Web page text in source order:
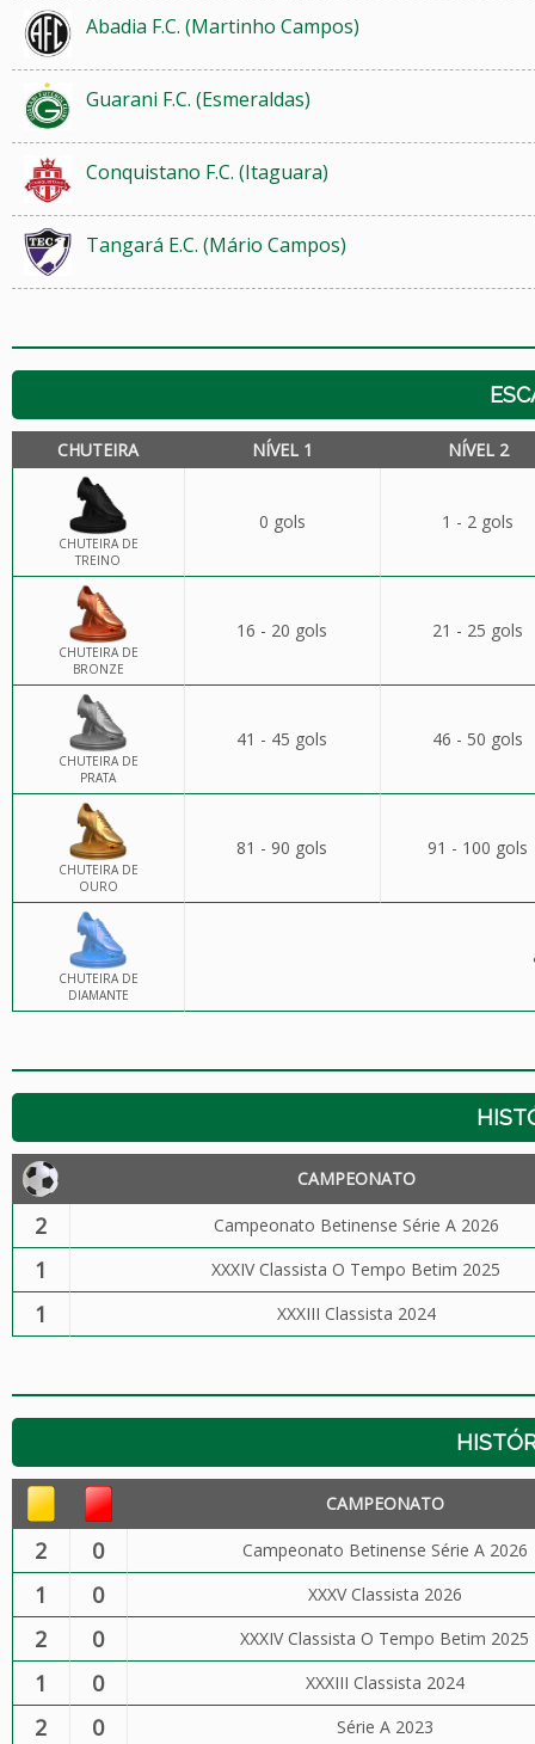
Abadia F.C. (Martinho Campos)
Guarani F.C. (Esmeraldas)
Conquistano F.C. (Itaguara)
Tangará E.C. (Mário Campos)
CHUTEIRA NÍVEL 1 NÍVEL 2
CHUTEIRA DE
TREINO
0 gols 1 - 2 gols
CHUTEIRA DE
BRONZE
16 - 20 gols 21 - 25 gols
CHUTEIRA DE
PRATA
41 - 45 gols 46 - 50 gols
CHUTEIRA DE
OURO
81 - 90 gols 91 - 100 gols
CHUTEIRA DE
DIAMANTE
CAMPEONATO
2 Campeonato Betinense Série A 2026
1 XXXIV Classista O Tempo Betim 2025
1 XXXIII Classista 2024
CAMPEONATO
2 0 Campeonato Betinense Série A 2026
1 0 XXXV Classista 2026
2 0 XXXIV Classista O Tempo Betim 2025
1 0 XXXIII Classista 2024
2 0 Série A 2023